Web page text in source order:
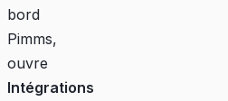
bord
Pimms,
ouvre
Intégrations